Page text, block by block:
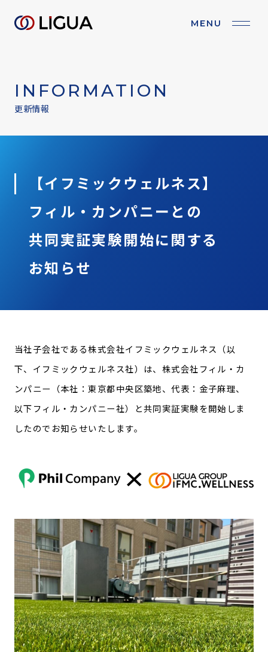
MENU
COMPANY 会社情報
BUSINESS 事業紹介
IR IR情報
RECRUIT 採用情報
個人情報保護方針
健康経営
INFORMATION
更新情報
【イフミックウェルネス】
フィル・カンパニーとの
共同実証実験開始に関する
お知らせ
当社子会社である株式会社イフミックウェルネス（以
下、イフミックウェルネス社）は、株式会社フィル・カ
ンパニー（本社：東京都中央区築地、代表：金子麻理、
以下フィル・カンパニー社）と共同実証実験を開始しま
したのでお知らせいたします。